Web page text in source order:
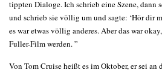
tippten Dialoge. Ich schrieb eine Szene, dann
und schrieb sie völlig um und sagte: ‘Hör dir
es war etwas völlig anderes. Aber das war
Fuller-Film werden. ”
Von Tom Cruise heißt es im Oktober, er sei an